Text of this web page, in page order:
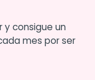
consigue un
mes por ser